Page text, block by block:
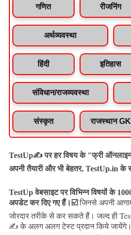
गणित रीजनिंग
अर्थव्यवस्था
हिंदी इतिहास
संविधान/राजव्यवस्था
संस्कृत राजस्थान GK
TestUp✍️ पर हर विषय के "फ्री
अपनी तैयारी और भी बेहतर, TestUp.in
TestUp वेबसाइट पर विभिन्न विषयों के
अपडेट कर दिए गए हैं। ☑️ जिनसे अपनी
जोरदार तरीके से कर सकते हैं।जल्द ही
✍️ के अलग अलग टेस्ट प्रदान किये जायेंगे।